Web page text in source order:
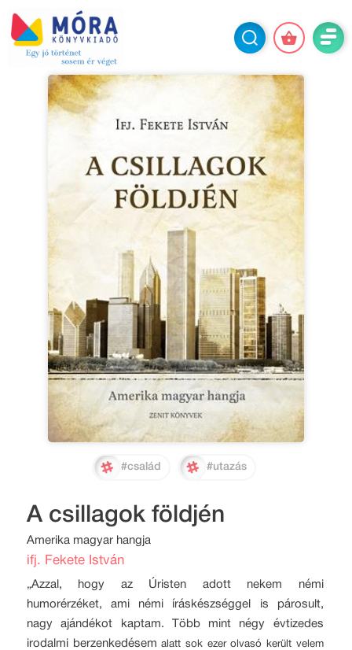
#család #utazás
A csillagok földjén
Amerika magyar hangja
ifj. Fekete István
„Azzal, hogy az Úristen adott nekem némi
humorérzéket, ami némi íráskészséggel is párosult,
nagy ajándékot kaptam. Több mint négy évtizedes
irodalmi berzenkedésemalatt sok ezer olvasó került velem